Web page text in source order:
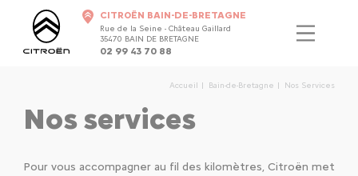
CITROËN BAIN-DE-BRETAGNE
Rue de la Seine - Château Gaillard
35470 BAIN DE BRETAGNE
02 99 43 70 88
Accueil Bain-de-Bretagne Nos Services
Nos services
Pour vous accompagner au fil des kilomètres, Citroën met